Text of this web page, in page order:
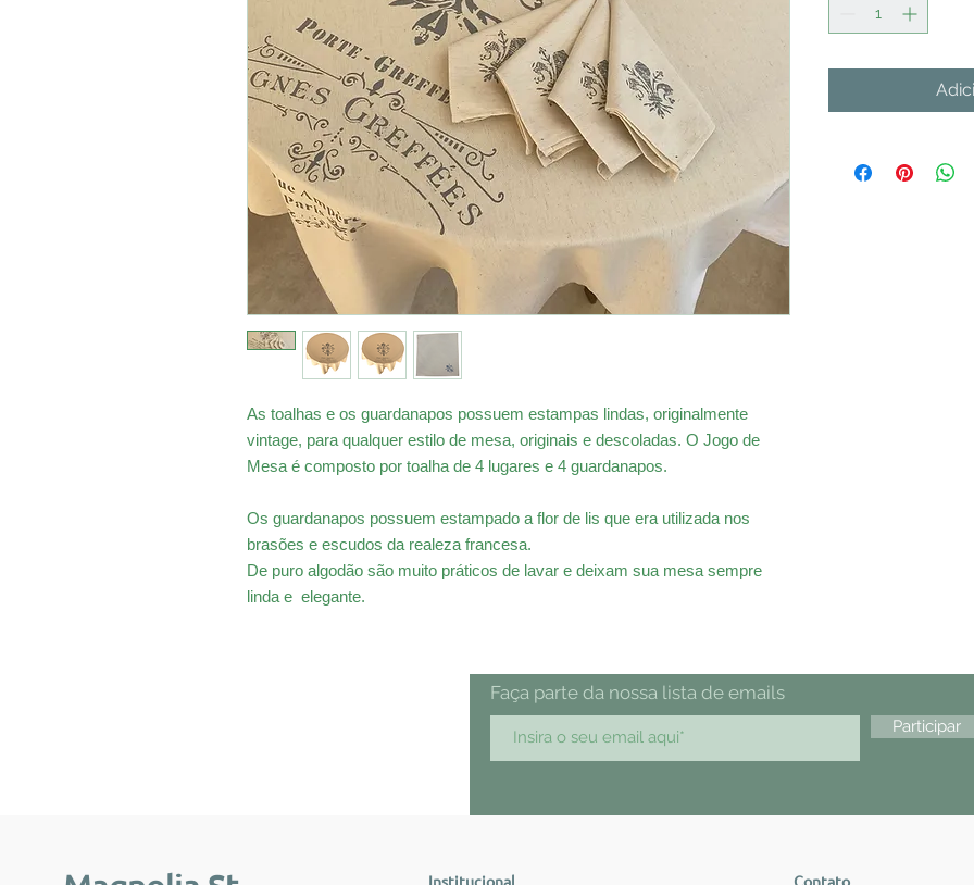
As toalhas e os guardanapos possuem estampas lindas, originalmente
vintage, para qualquer estilo de mesa, originais e descoladas. O Jogo de
Mesa é composto por toalha de 4 lugares e 4 guardanapos.
Os guardanapos possuem estampado a flor de lis que era utilizada nos
brasões e escudos da realeza francesa.
De puro algodão são muito práticos de lavar e deixam sua mesa sempre
linda e elegante.
Faça parte da nossa lista de emails
Participar
Institucional Contato